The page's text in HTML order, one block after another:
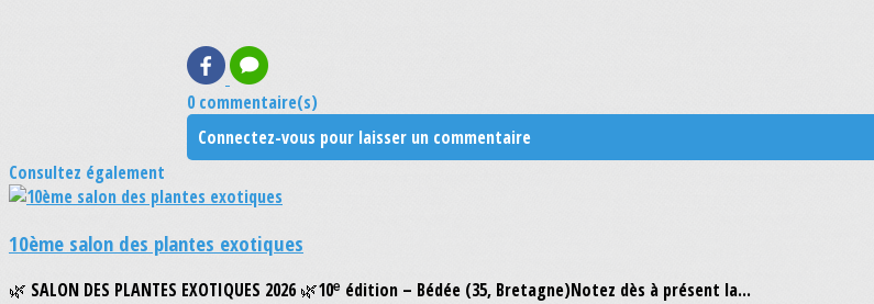
0 commentaire(s)
Connectez-vous pour laisser un commentaire
Consultez également
10ème salon des plantes exotiques
🌿 SALON DES PLANTES EXOTIQUES 2026 🌿10ᵉ édition – Bédée (35, Bretagne)Notez dès à présent la...